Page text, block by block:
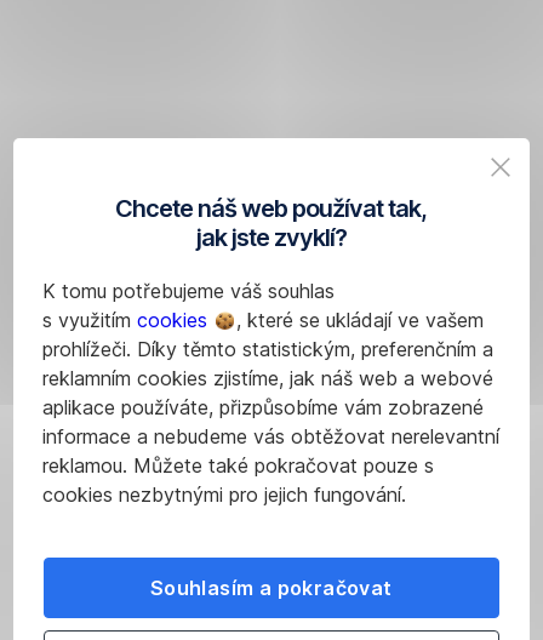
Chcete náš web používat tak,
jak jste zvyklí?
K tomu potřebujeme váš souhlas
s využitím cookies
, které se ukládají ve vašem
prohlížeči. Díky těmto statistickým, preferenčním a
reklamním cookies zjistíme, jak náš web a webové
aplikace používáte, přizpůsobíme vám zobrazené
informace a nebudeme vás obtěžovat nerelevantní
reklamou. Můžete také pokračovat pouze s
cookies nezbytnými pro jejich fungování.
Souhlasím a pokračovat